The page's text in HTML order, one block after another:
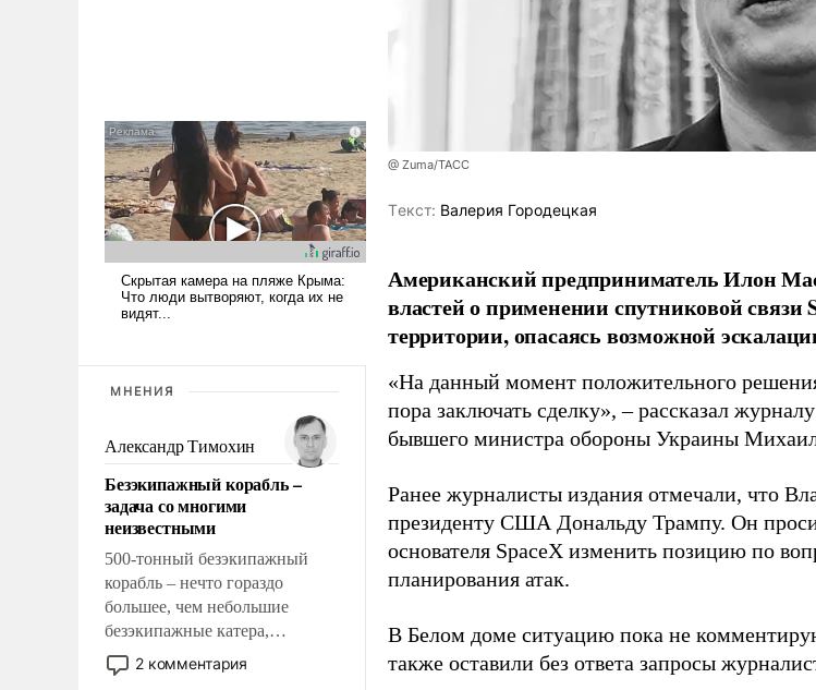
МНЕНИЯ
Александр Тимохин
Безэкипажный корабль –
задача со многими
неизвестными
500-тонный безэкипажный
корабль – нечто гораздо
большее, чем небольшие
безэкипажные катера,
применение которых уже
стало обыденностью. Задача по
2 комментария
@ Zuma/ТАСС
Tекст: Валерия Городецкая
Американский предприниматель Илон
властей о применении спутниковой связи
территории, опасаясь возможной
«На данный момент положительного
пора заключать сделку», – рассказал журналу
бывшего министра обороны Украины
Ранее журналисты издания отмечали, что
президенту США Дональду Трампу. Он
основателя SpaceX изменить позицию по
планирования атак.
В Белом доме ситуацию пока не
также оставили без ответа запросы